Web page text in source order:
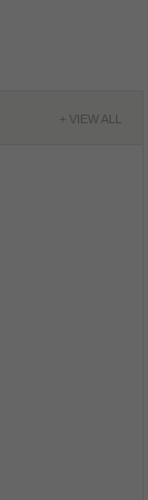
+ VIEW ALL